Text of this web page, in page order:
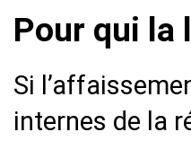
Pour qui la
Si
internes de la